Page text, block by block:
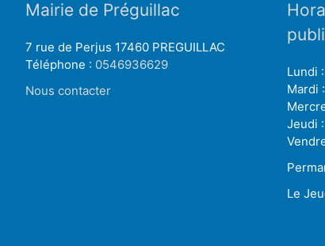
Mairie de Préguillac
7 rue de Perjus 17460 PREGUILLAC
Téléphone : 0546936629
Nous contacter
Lundi
Mardi
Jeudi
Le